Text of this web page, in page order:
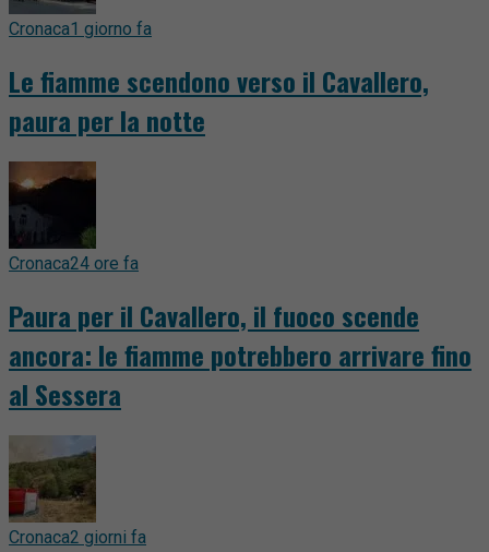
Cronaca1 giorno fa
Le fiamme scendono verso il Cavallero,
paura per la notte
Cronaca24 ore fa
Paura per il Cavallero, il fuoco scende
ancora: le fiamme potrebbero arrivare fino
al Sessera
Cronaca2 giorni fa